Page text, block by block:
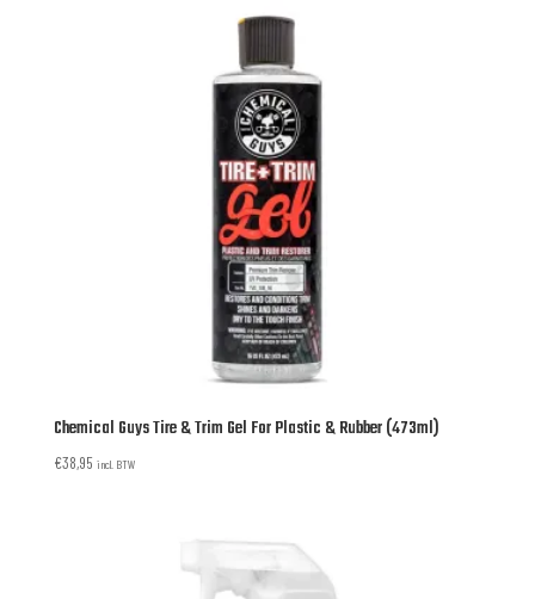
Chemical Guys Tire & Trim Gel For Plastic & Rubber (473ml)
€38,95 incl. BTW